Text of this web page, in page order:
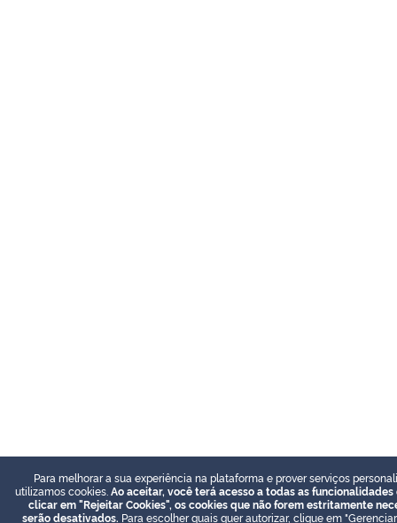
Para melhorar a sua experiência na plataforma e prover serviços
utilizamos cookies. Ao aceitar, você terá acesso a todas as funcionalidades
clicar em "Rejeitar Cookies", os cookies que não forem estritamente
serão desativados. Para escolher quais quer autorizar, clique em